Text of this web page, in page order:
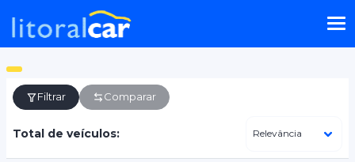
Filtrar Comparar
Total de veículos: